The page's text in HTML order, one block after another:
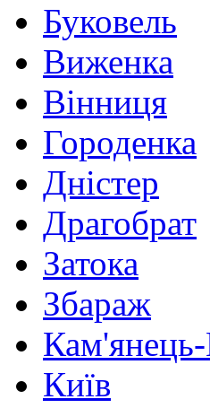
Буковель
Виженка
Вінниця
Городенка
Дністер
Драгобрат
Затока
Збараж
Київ